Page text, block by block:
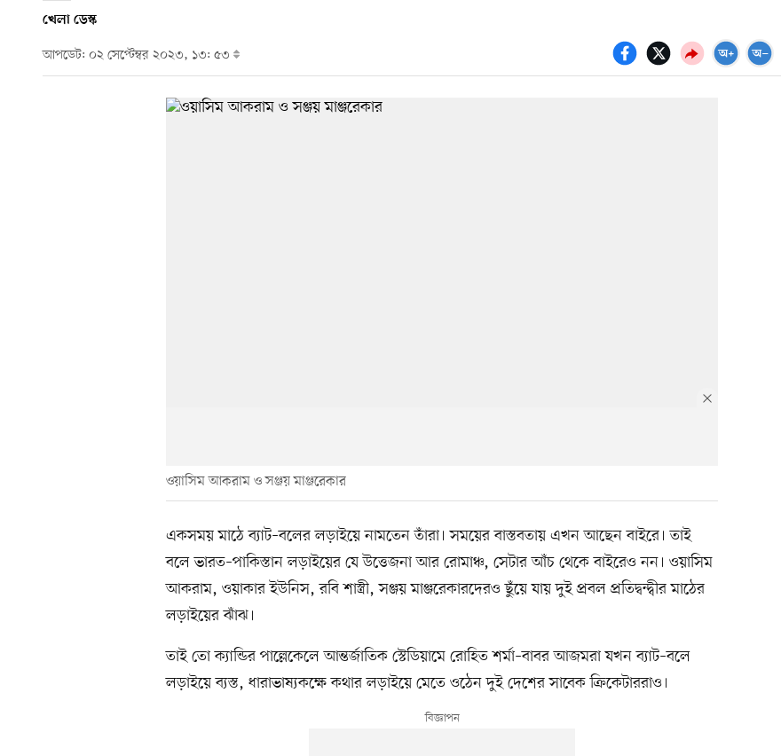
খেলা ডেস্ক
আপডেট: ০২ সেপ্টেম্বর ২০২৩, ১৩: ৫৩
ওয়াসিম আকরাম ও সঞ্জয় মাঞ্জরেকার
একসময় মাঠে ব্যাট–বলের লড়াইয়ে নামতেন তাঁরা। সময়ের বাস্তবতায় এখন আছেন বাইরে। তাই
বলে ভারত–পাকিস্তান লড়াইয়ের যে উত্তেজনা আর রোমাঞ্চ, সেটার আঁচ থেকে বাইরেও নন। ওয়াসিম
আকরাম, ওয়াকার ইউনিস, রবি শাস্ত্রী, সঞ্জয় মাঞ্জরেকারদেরও ছুঁয়ে যায় দুই প্রবল প্রতিদ্বন্দ্বীর মাঠের
লড়াইয়ের ঝাঁঝ।
তাই তো ক্যান্ডির পাল্লেকেলে আন্তর্জাতিক স্টেডিয়ামে রোহিত শর্মা–বাবর আজমরা যখন ব্যাট–বলে
লড়াইয়ে ব্যস্ত, ধারাভাষ্যকক্ষে কথার লড়াইয়ে মেতে ওঠেন দুই দেশের সাবেক ক্রিকেটাররাও।